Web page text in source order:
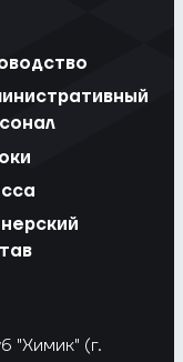
"Химик" (г.